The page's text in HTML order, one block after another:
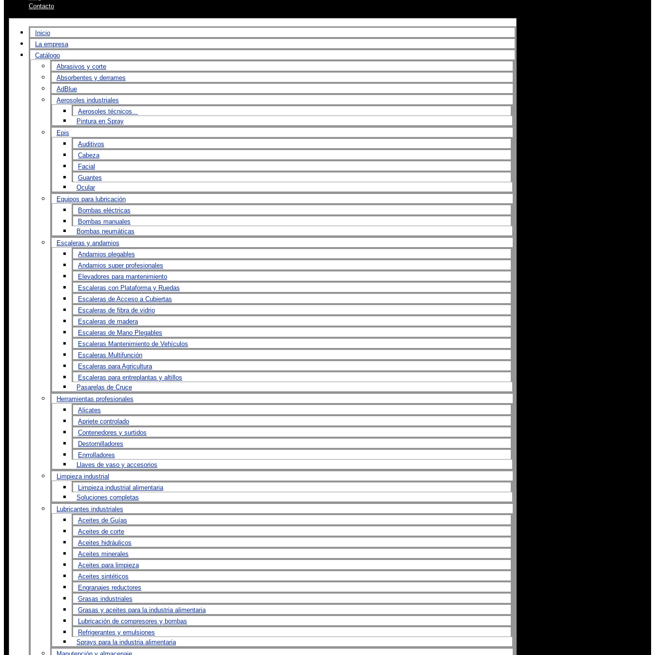
Contacto
Inicio
La empresa
Catálogo
Abrasivos y corte
Absorbentes y derrames
AdBlue
Aerosoles industriales
Aerosoles técnicos
Pintura en Spray
Epis
Auditivos
Cabeza
Facial
Guantes
Ocular
Equipos para lubricación
Bombas eléctricas
Bombas manuales
Bombas neumáticas
Escaleras y andamios
Andamios plegables
Andamios super profesionales
Elevadores para mantenimiento
Escaleras con Plataforma y Ruedas
Escaleras de Acceso a Cubiertas
Escaleras de fibra de vidrio
Escaleras de madera
Escaleras de Mano Plegables
Escaleras Mantenimiento de Vehículos
Escaleras Multifunción
Escaleras para Agricultura
Escaleras para entreplantas y altillos
Pasarelas de Cruce
Herramientas profesionales
Alicates
Apriete controlado
Contenedores y surtidos
Destornilladores
Enrrolladores
Llaves de vaso y accesorios
Limpieza industrial
Limpieza industrial alimentaria
Soluciones completas
Lubricantes industriales
Aceites de Guías
Aceites de corte
Aceites hidráulicos
Aceites minerales
Aceites para limpieza
Aceites sintéticos
Engranajes reductores
Grasas industriales
Grasas y aceites para la industria alimentaria
Lubricación de compresores y bombas
Refrigerantes y emulsiones
Sprays para la industria alimentaria